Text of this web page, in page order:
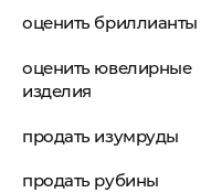
оценить бриллианты
оценить ювелирные
изделия
продать изумруды
продать рубины